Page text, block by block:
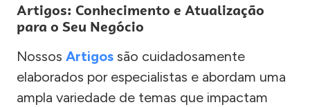
Artigos: Conhecimento e Atualização
para o Seu Negócio
Nossos Artigos são cuidadosamente
elaborados por especialistas e abordam uma
ampla variedade de temas que impactam